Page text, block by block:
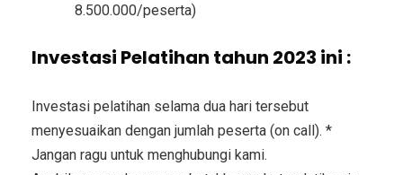
8.500.000/peserta)
Investasi Pelatihan tahun 2023 ini :
Investasi pelatihan selama dua hari tersebut
menyesuaikan dengan jumlah peserta (on call). *
Jangan ragu untuk menghubungi kami.